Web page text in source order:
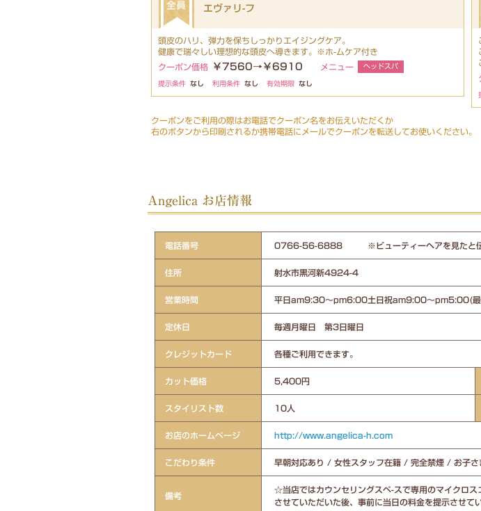
エヴァリ-フ
頭皮のハリ、弾力を保ちしっかりエイジングケア。
健康で瑞々しい理想的な頭皮へ導きます。※ホ-ムケア付き
クーポン価格
￥7560→￥6910 メニュー ヘッドスパ
提示条件 なし 利用条件 なし 有効期限 なし
クーポンをご利用の際はお電話でクーポン名をお伝えいただくか
右のボタンから印刷されるか携帯電話にメールでクーポンを転送してお使いください。
Angelica お店情報
電話番号 0766-56-6888 ※ビューティーヘアを見たと伝え
住所 射水市黒河新4924-4
営業時間 平日am9:30～pm6:00土日祝am9:00～pm5:00(最
定休日 毎週月曜日 第3日曜日
クレジットカード 各種ご利用できます。
カット価格 5,400円
スタイリスト数 10人
お店のホームページ http://www.angelica-h.com
こだわり条件 早朝対応あり / 女性スタッフ在籍 / 完全禁煙 / お子
備考
☆当店ではカウンセリングスペ-スで専用のマイクロ
させていただいた後、事前に当日の料金を提示させて